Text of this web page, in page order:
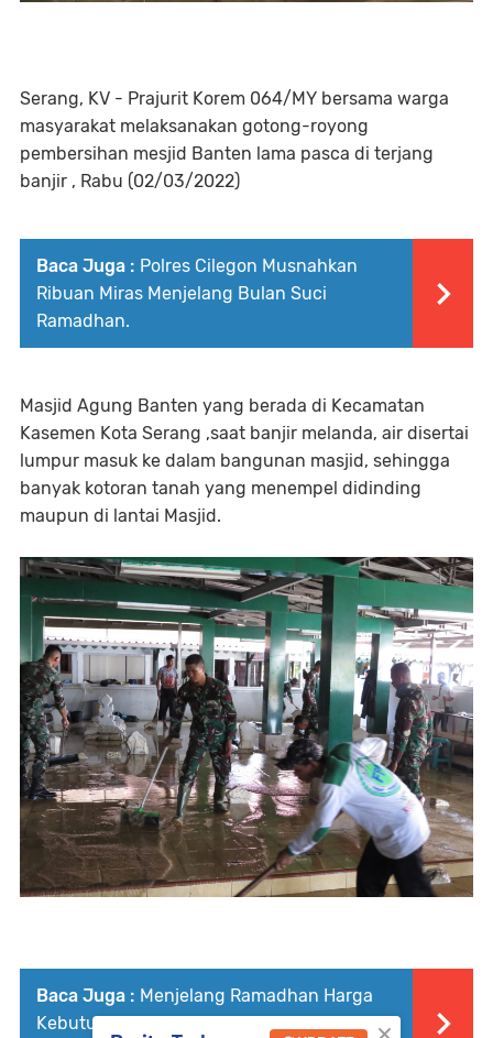
Serang, KV - Prajurit Korem 064/MY bersama warga
masyarakat melaksanakan gotong-royong
pembersihan mesjid Banten lama pasca di terjang
banjir , Rabu (02/03/2022)
Baca Juga : Polres Cilegon Musnahkan
Ribuan Miras Menjelang Bulan Suci
Ramadhan.
Masjid Agung Banten yang berada di Kecamatan
Kasemen Kota Serang ,saat banjir melanda, air disertai
lumpur masuk ke dalam bangunan masjid, sehingga
banyak kotoran tanah yang menempel didinding
maupun di lantai Masjid.
Baca Juga : Menjelang Ramadhan Harga
Kebutuhan Pokok di Pasar Induk Rau